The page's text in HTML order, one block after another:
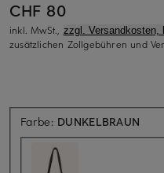
CHF 80
inkl. MwSt., zzgl. Versandkosten,
zusätzlichen Zollgebühren und
Farbe: DUNKELBRAUN